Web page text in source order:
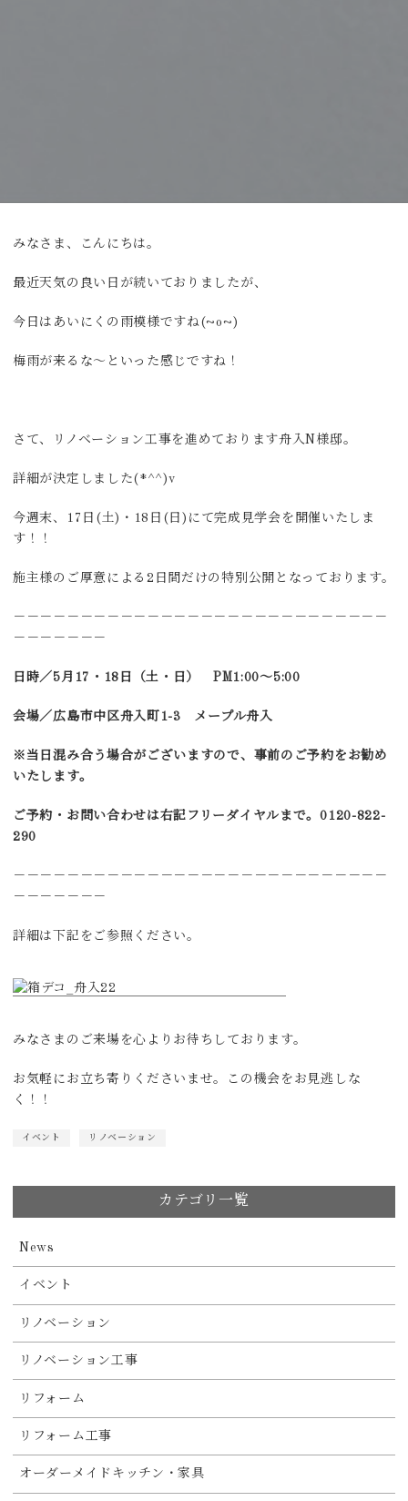
みなさま、こんにちは。
最近天気の良い日が続いておりましたが、
今日はあいにくの雨模様ですね(~o~)
梅雨が来るな～といった感じですね！
さて、リノベーション工事を進めております舟入N様邸。
詳細が決定しました(*^^)v
今週末、17日(土)・18日(日)にて完成見学会を開催いたしま
す！！
施主様のご厚意による2日間だけの特別公開となっております。
－－－－－－－－－－－－－－－－－－－－－－－－－－－－
－－－－－－－
日時／5月17・18日（土・日） PM1:00～5:00
会場／広島市中区舟入町1-3 メープル舟入
※当日混み合う場合がございますので、事前のご予約をお勧め
いたします。
ご予約・お問い合わせは右記フリーダイヤルまで。0120-822-
290
－－－－－－－－－－－－－－－－－－－－－－－－－－－－
－－－－－－－
詳細は下記をご参照ください。
みなさまのご来場を心よりお待ちしております。
お気軽にお立ち寄りくださいませ。この機会をお見逃しな
く！！
イベント リノベーション
カテゴリ一覧
News
イベント
リノベーション
リノベーション工事
リフォーム
リフォーム工事
オーダーメイドキッチン・家具